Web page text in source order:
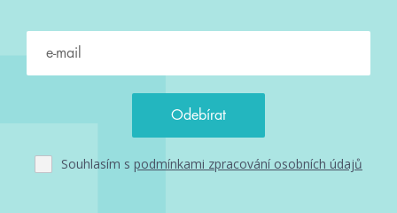
Souhlasím s podmínkami zpracování osobních údajů